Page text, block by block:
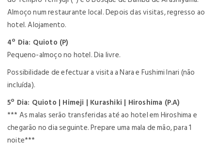
Almoço num restaurante local. Depois das visitas, regresso ao
hotel. Alojamento.
4º Dia: Quioto (P)
Pequeno-almoço no hotel. Dia livre.
Possibilidade de efectuar a visita a Nara e Fushimi Inari (não
incluída).
5º Dia: Quioto | Himeji | Kurashiki | Hiroshima (P.A)
*** As malas serão transferidas até ao hotel em Hiroshima e
chegarão no dia seguinte. Prepare uma mala de mão, para 1
noite***